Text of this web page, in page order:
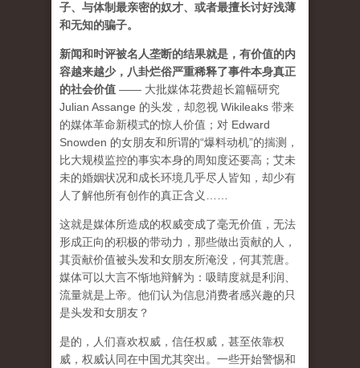
子、与体制最亲密的奴才、或者最擅长讨好浅薄
和无知的骗子。
新闻和时评被名人垄断的结果就是，有价值的内
容越来越少，八卦烂俗严重稀释了事件本身真正
的社会价值 —— 大批媒体花费超长篇幅研究
Julian Assange 的头发，却忽视 Wikileaks 带来
的媒体革命新模式的惊人价值；对 Edward
Snowden 的女朋友和所谓的“爆料动机”的揣测，
比大规模监控的事实本身的周知度还要高；艾未
未的婚姻状况和成长环境几乎尽人皆知，却少有
人了解他所有创作的真正含义……
这就是媒体所造成的权威变成了毫无价值，无法
形成正向的积极的带动力，那些做出贡献的人，
其贡献价值被头发和女朋友所淹没，何其荒唐。
媒体可以大言不惭地辩解为：吸睛度就是利润、
流量就是上帝。他们认为信息消费者感兴趣的只
是头发和女朋友？
是的，人们喜欢权威，信任权威，甚至依靠权
威，权威认同在中国尤其突出。一些开始警惕和